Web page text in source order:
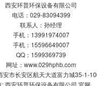
西安环普环保设备有限公司
电话：029-83094399
联系人：孙经理
手机：13991974007
手机：15596649007
QQ：1599369739
网址：www.029hphb.com
安市长安区航天大道富力城35-1-
:西安环普环保设备有限公司 官网